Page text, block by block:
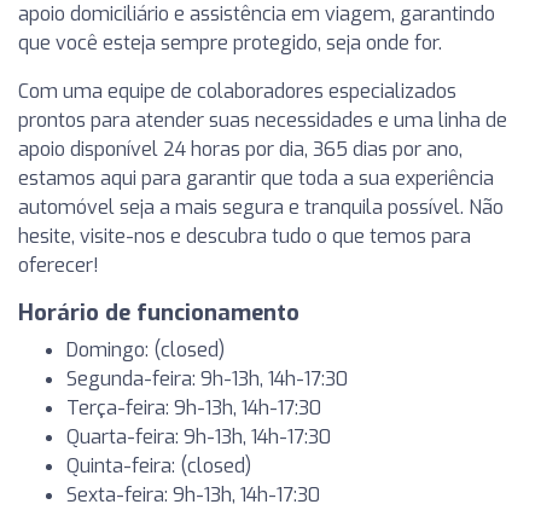
apoio domiciliário e assistência em viagem, garantindo
que você esteja sempre protegido, seja onde for.
Com uma equipe de colaboradores especializados
prontos para atender suas necessidades e uma linha de
apoio disponível 24 horas por dia, 365 dias por ano,
estamos aqui para garantir que toda a sua experiência
automóvel seja a mais segura e tranquila possível. Não
hesite, visite-nos e descubra tudo o que temos para
oferecer!
Horário de funcionamento
Domingo: (closed)
Segunda-feira: 9h-13h, 14h-17:30
Terça-feira: 9h-13h, 14h-17:30
Quarta-feira: 9h-13h, 14h-17:30
Quinta-feira: (closed)
Sexta-feira: 9h-13h, 14h-17:30